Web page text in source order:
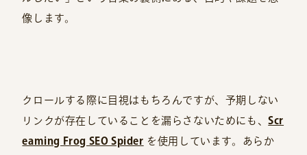
像します。
クロールする際に目視はもちろんですが、予期しない
リンクが存在していることを漏らさないためにも、Scr
eaming Frog SEO Spider を使用しています。あらか